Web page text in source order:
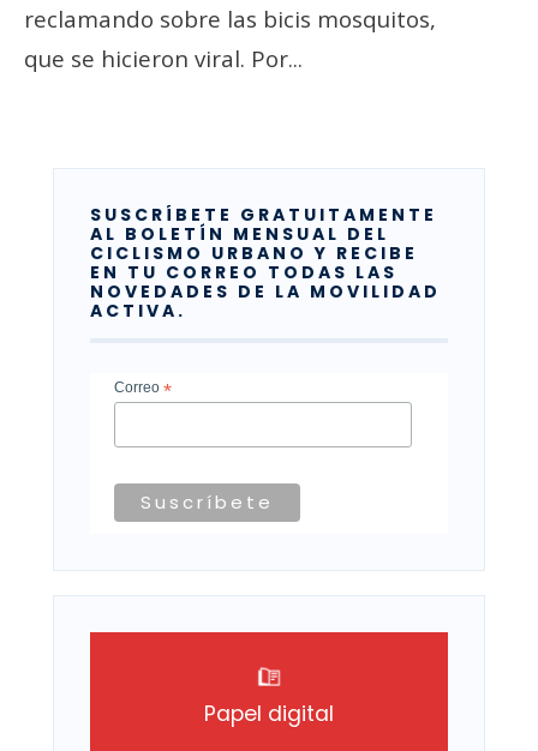
reclamando sobre las bicis mosquitos,
que se hicieron viral. Por...
SUSCRÍBETE GRATUITAMENTE
AL BOLETÍN MENSUAL DEL
CICLISMO URBANO Y RECIBE
EN TU CORREO TODAS LAS
NOVEDADES DE LA MOVILIDAD
ACTIVA.
Correo *
Papel digital